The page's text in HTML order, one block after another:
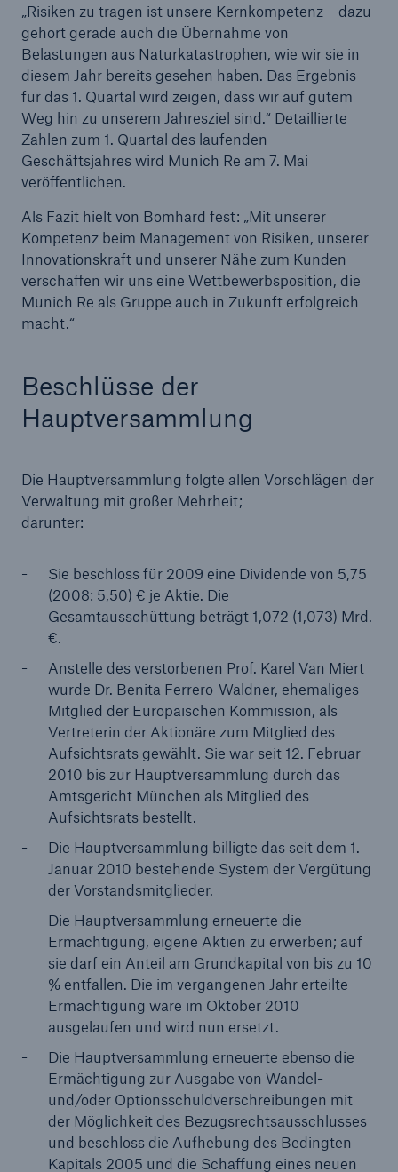
„Risiken zu tragen ist unsere Kernkompetenz – dazu
gehört gerade auch die Übernahme von
Belastungen aus Naturkatastrophen, wie wir sie in
diesem Jahr bereits gesehen haben. Das Ergebnis
für das 1. Quartal wird zeigen, dass wir auf gutem
Weg hin zu unserem Jahresziel sind.“ Detaillierte
Zahlen zum 1. Quartal des laufenden
Geschäftsjahres wird Munich Re am 7. Mai
veröffentlichen.
Als Fazit hielt von Bomhard fest: „Mit unserer
Kompetenz beim Management von Risiken, unserer
Innovationskraft und unserer Nähe zum Kunden
verschaffen wir uns eine Wettbewerbsposition, die
Munich Re als Gruppe auch in Zukunft erfolgreich
macht.“
Beschlüsse der
Hauptversammlung
Die Hauptversammlung folgte allen Vorschlägen der
Verwaltung mit großer Mehrheit;
darunter:
Sie beschloss für 2009 eine Dividende von 5,75
(2008: 5,50) € je Aktie. Die
Gesamtausschüttung beträgt 1,072 (1,073) Mrd.
€.
Anstelle des verstorbenen Prof. Karel Van Miert
wurde Dr. Benita Ferrero-Waldner, ehemaliges
Mitglied der Europäischen Kommission, als
Vertreterin der Aktionäre zum Mitglied des
Aufsichtsrats gewählt. Sie war seit 12. Februar
2010 bis zur Hauptversammlung durch das
Amtsgericht München als Mitglied des
Aufsichtsrats bestellt.
Die Hauptversammlung billigte das seit dem 1.
Januar 2010 bestehende System der Vergütung
der Vorstandsmitglieder.
Die Hauptversammlung erneuerte die
Ermächtigung, eigene Aktien zu erwerben; auf
sie darf ein Anteil am Grundkapital von bis zu 10
% entfallen. Die im vergangenen Jahr erteilte
Ermächtigung wäre im Oktober 2010
ausgelaufen und wird nun ersetzt.
Die Hauptversammlung erneuerte ebenso die
Ermächtigung zur Ausgabe von Wandel-
und/oder Optionsschuldverschreibungen mit
der Möglichkeit des Bezugsrechtsausschlusses
und beschloss die Aufhebung des Bedingten
Kapitals 2005 und die Schaffung eines neuen
Lösungen
Sachdeckung durch einen leistungsfähigen
Rückversicherungspartner
Fakten
CLARA reduziert die Wartezeit bis zur
Leistungsentscheidung in der BU-
Versicherung bis zu
50 %
Geschätzte globale wirtschaftliche Kosten der
Internetkriminalität
600 bn
US Dollar im Jahr 2018